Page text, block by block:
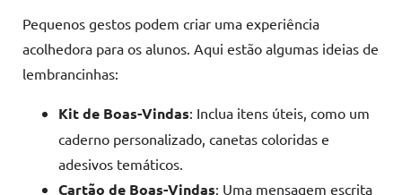
Pequenos gestos podem criar uma experiência
acolhedora para os alunos. Aqui estão algumas ideias de
lembrancinhas:
Kit de Boas-Vindas: Inclua itens úteis, como um
caderno personalizado, canetas coloridas e
adesivos temáticos.
Cartão de Boas-Vindas: Uma mensagem escrita